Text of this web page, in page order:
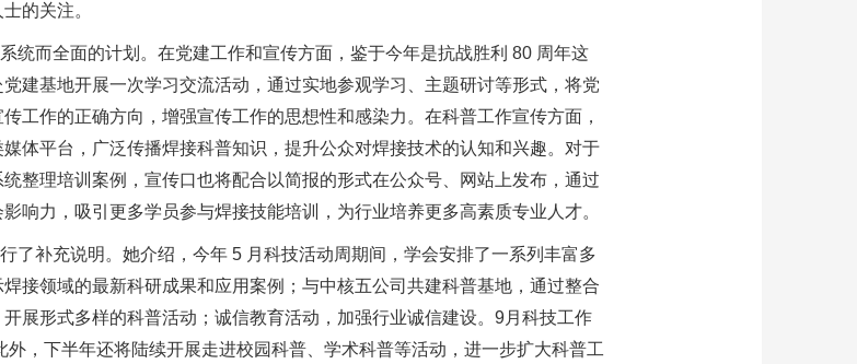
的关注。
统而全面的计划。在党建工作和宣传方面，鉴于今年是抗战胜利 80 周年这
建基地开展一次学习交流活动，通过实地参观学习、主题研讨等形式，将党
工作的正确方向，增强宣传工作的思想性和感染力。在科普工作宣传方面，
体平台，广泛传播焊接科普知识，提升公众对焊接技术的认知和兴趣。对于
整理培训案例，宣传口也将配合以简报的形式在公众号、网站上发布，通过
响力，吸引更多学员参与焊接技能培训，为行业培养更多高素质专业人才。
了补充说明。她介绍，今年 5 月科技活动周期间，学会安排了一系列丰富多
接领域的最新科研成果和应用案例；与中核五公司共建科普基地，通过整合
展形式多样的科普活动；诚信教育活动，加强行业诚信建设。9月科技工作
，下半年还将陆续开展走进校园科普、学术科普等活动，进一步扩大科普工